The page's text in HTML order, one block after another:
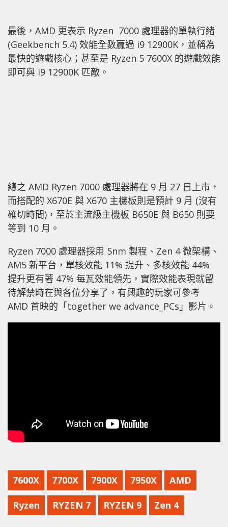
最後，AMD 更表示 Ryzen 7000 處理器的單執行緒
(Geekbench 5.4) 效能全數贏過 i9 12900K，並稱為
最快的遊戲核心；甚至是 Ryzen 5 7600X 的遊戲效能
即可與 i9 12900K 匹敵。
總之 AMD Ryzen 7000 處理器將在 9 月 27 日上市，
而搭配的 X670E 與 X670 主機板則是預計 9 月 (沒有
確切時間)，至於主流級主機板 B650E 與 B650 則要
等到 10 月。
Ryzen 7000 處理器採用 5nm 製程、Zen 4 微架構、
AM5 新平台，單核效能 11% 提升、多核效能 44%
提升更有著 47% 每瓦效能領先，實際效能表現就留
待解禁時在與各位分享了，有興趣的玩家可參考
AMD 首映的「together we advance_PCs」影片。
7600X 7700X 7900X 7950X AMD
Ryzen RYZEN 7 RYZEN 9 Zen 4